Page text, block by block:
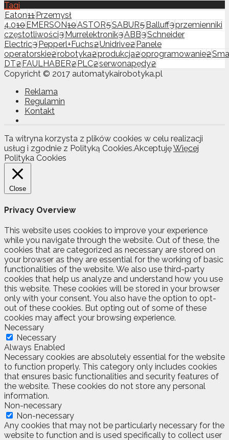
Tagi
Eaton11 Przemysł
4.010 EMERSON10ASTOR5SABUR5 Balluff3przemienniki
częstotliwości3 Murrelektronik3ABB3Schneider
Electric3 Pepperl+Fuchs2Unidrive2 Panele
operatorskie2robotyka2produkcja2oprogramowanie2
DT2 FAULHABER2 PLC2serwonapędy2
Copyricht © 2017 automatykairobotyka.pl
Reklama
Regulamin
Kontakt
Ta witryna korzysta z plików cookies w celu realizacji
usług i zgodnie z Polityką Cookies.AkceptujęWięcej
Polityka Cookies
Close
Privacy Overview
This website uses cookies to improve your experience
while you navigate through the website. Out of these, the
cookies that are categorized as necessary are stored on
your browser as they are essential for the working of basic
functionalities of the website. We also use third-party
cookies that help us analyze and understand how you use
this website. These cookies will be stored in your browser
only with your consent. You also have the option to opt-
out of these cookies. But opting out of some of these
cookies may affect your browsing experience.
Necessary
Necessary
Always Enabled
Necessary cookies are absolutely essential for the website
to function properly. This category only includes cookies
that ensures basic functionalities and security features of
the website. These cookies do not store any personal
information.
Non-necessary
Non-necessary
Any cookies that may not be particularly necessary for the
website to function and is used specifically to collect user